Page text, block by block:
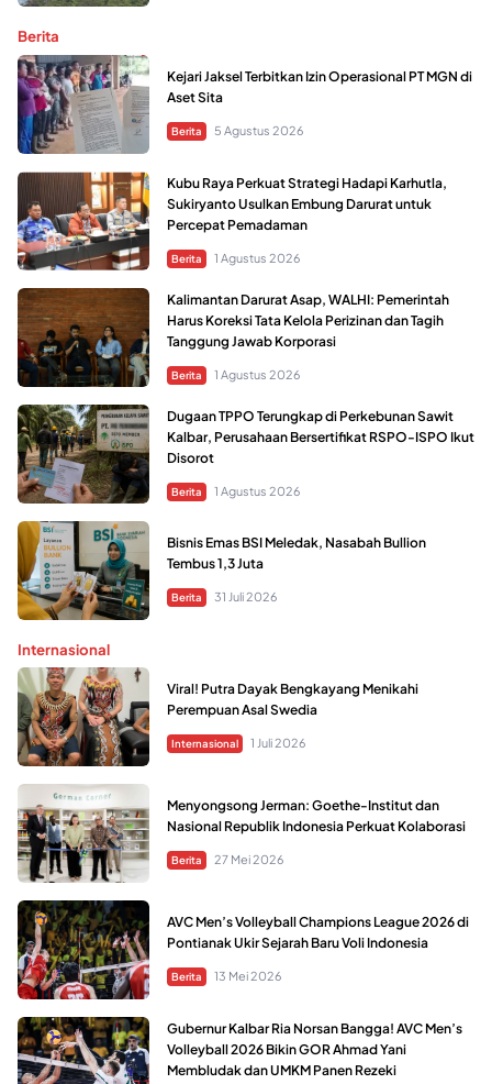
Berita
Kejari Jaksel Terbitkan Izin Operasional PT MGN di
Aset Sita
Berita 5 Agustus 2026
Kubu Raya Perkuat Strategi Hadapi Karhutla,
Sukiryanto Usulkan Embung Darurat untuk
Percepat Pemadaman
Berita 1 Agustus 2026
Kalimantan Darurat Asap, WALHI: Pemerintah
Harus Koreksi Tata Kelola Perizinan dan Tagih
Tanggung Jawab Korporasi
Berita 1 Agustus 2026
Dugaan TPPO Terungkap di Perkebunan Sawit
Kalbar, Perusahaan Bersertifikat RSPO-ISPO Ikut
Disorot
Berita 1 Agustus 2026
Bisnis Emas BSI Meledak, Nasabah Bullion
Tembus 1,3 Juta
Berita 31 Juli 2026
Internasional
Viral! Putra Dayak Bengkayang Menikahi
Perempuan Asal Swedia
Internasional 1 Juli 2026
Menyongsong Jerman: Goethe-Institut dan
Nasional Republik Indonesia Perkuat Kolaborasi
Berita 27 Mei 2026
AVC Men’s Volleyball Champions League 2026 di
Pontianak Ukir Sejarah Baru Voli Indonesia
Berita 13 Mei 2026
Gubernur Kalbar Ria Norsan Bangga! AVC Men’s
Volleyball 2026 Bikin GOR Ahmad Yani
Membludak dan UMKM Panen Rezeki